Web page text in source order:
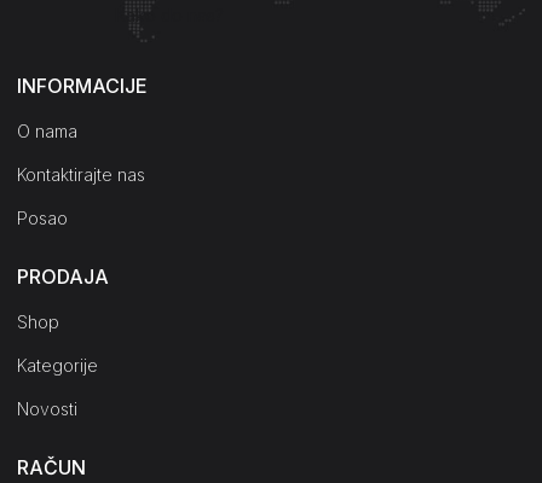
Kako do nas?
INFORMACIJE
O nama
Kontaktirajte nas
Posao
PRODAJA
Shop
Kategorije
Novosti
RAČUN